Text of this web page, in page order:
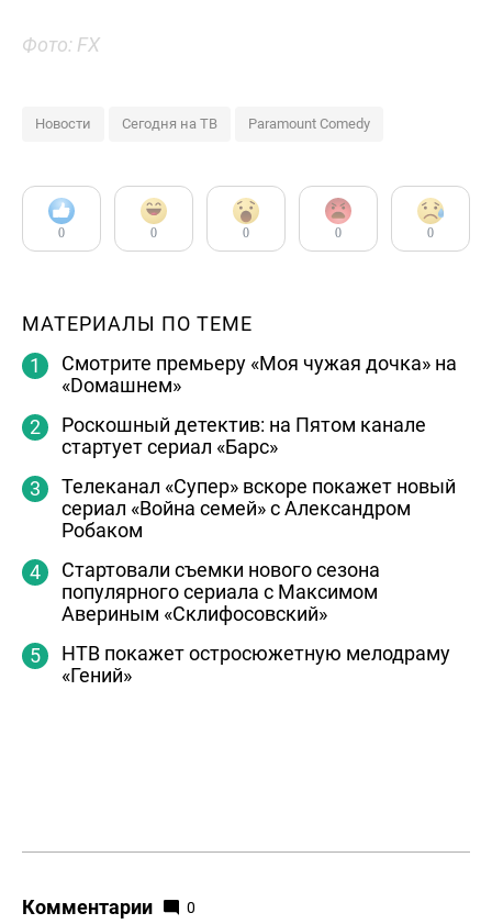
Фото: FX
Новости Сегодня на ТВ Paramount Comedy
0 0 0 0 0
МАТЕРИАЛЫ ПО ТЕМЕ
Смотрите премьеру «Моя чужая дочка» на
«Dомашнем»
Роскошный детектив: на Пятом канале
стартует сериал «Барс»
Телеканал «Супер» вскоре покажет новый
сериал «Война семей» с Александром
Робаком
Стартовали съемки нового сезона
популярного сериала с Максимом
Авериным «Склифосовский»
НТВ покажет остросюжетную мелодраму
«Гений»
Комментарии 0